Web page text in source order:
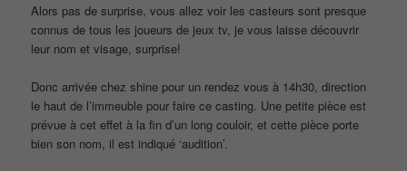
Alors pas de surprise, vous allez voir les casteurs sont presque
connus de tous les joueurs de jeux tv, je vous laisse découvrir
leur nom et visage, surprise!
Donc arrivée chez shine pour un rendez vous à 14h30, direction
le haut de l’immeuble pour faire ce casting. Une petite pièce est
prévue à cet effet à la fin d’un long couloir, et cette pièce porte
bien son nom, il est indiqué ‘audition’.